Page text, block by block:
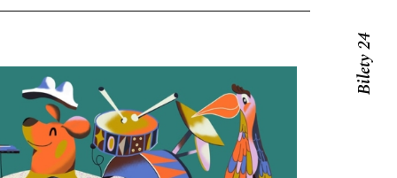
Bilety 24